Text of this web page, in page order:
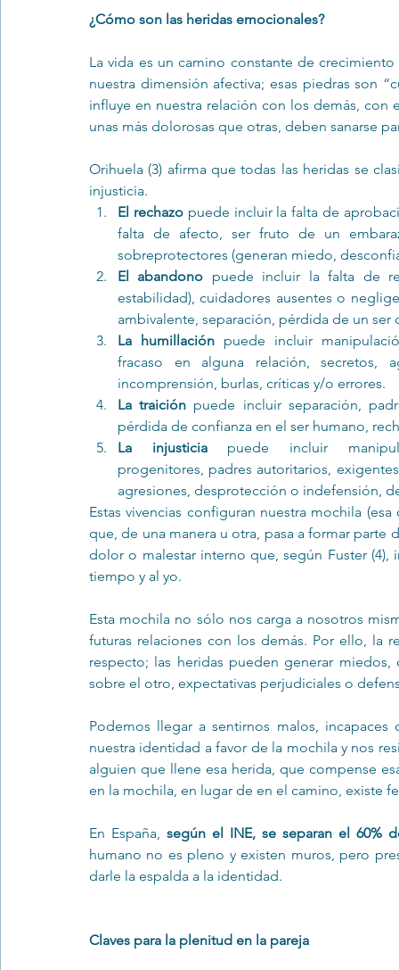
¿Cómo son las heridas emocionales?
La vida es un camino constante de
nuestra dimensión afectiva; esas piedras son
influye en nuestra relación con los demás, con
unas más dolorosas que otras, deben sanarse
Orihuela (3) afirma que todas las heridas se
injusticia.
El rechazo puede incluir la falta de
falta de afecto, ser fruto de un
sobreprotectores (generan miedo,
El abandono puede incluir la falta de
estabilidad), cuidadores ausentes o
ambivalente, separación, pérdida de un ser
La humillación puede incluir
fracaso en alguna relación, secretos,
incomprensión, burlas, críticas y/o errores.
La traición puede incluir separación,
pérdida de confianza en el ser humano,
La injusticia puede incluir
progenitores, padres autoritarios,
agresiones, desprotección o indefensión,
Estas vivencias configuran nuestra mochila
que, de una manera u otra, pasa a formar parte
dolor o malestar interno que, según Fuster
tiempo y al yo.
Esta mochila no sólo nos carga a nosotros
futuras relaciones con los demás. Por ello, la
respecto; las heridas pueden generar
sobre el otro, expectativas perjudiciales o
Podemos llegar a sentirnos malos,
nuestra identidad a favor de la mochila y nos
alguien que llene esa herida, que compense
en la mochila, en lugar de en el camino, existe
En España, según el INE, se separan el 60%
humano no es pleno y existen muros, pero
darle la espalda a la identidad.
Claves para la plenitud en la pareja